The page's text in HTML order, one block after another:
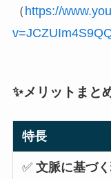
（ https://
✨メリットまと
特長
✅文脈に基づ